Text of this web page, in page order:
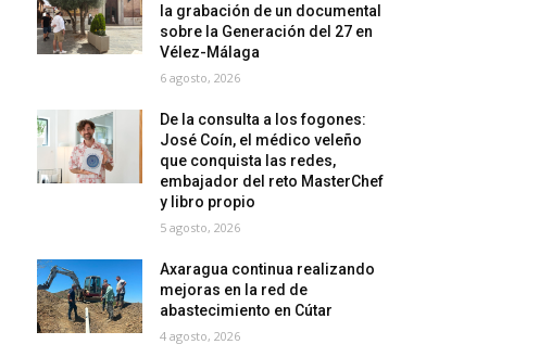
la grabación de un documental
sobre la Generación del 27 en
Vélez-Málaga
6 agosto, 2026
De la consulta a los fogones:
José Coín, el médico veleño
que conquista las redes,
embajador del reto MasterChef
y libro propio
5 agosto, 2026
Axaragua continua realizando
mejoras en la red de
abastecimiento en Cútar
4 agosto, 2026